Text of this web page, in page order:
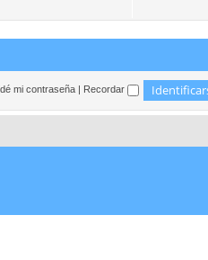
mi contraseña Recordar